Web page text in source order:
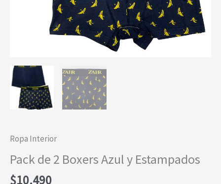
Ropa Interior
Pack de 2 Boxers Azul y Estampados
$10.490